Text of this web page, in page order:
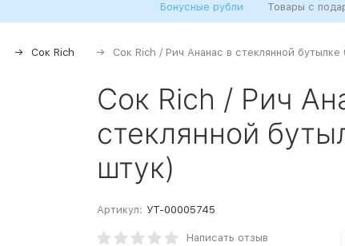
Бонусные рубли Товары с
Сок Rich Сок Rich / Рич Ананас в стеклянной бутылке
Сок Rich / Рич
стеклянной
штук)
Артикул: УТ-00005745
Написать отзыв